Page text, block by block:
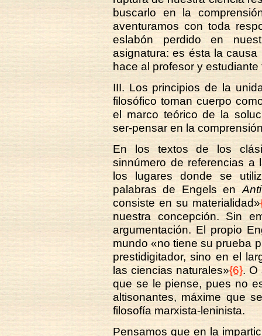
buscarlo en la
aventuramos con toda
eslabón perdido en
asignatura: es ésta la
hace al profesor y
III. Los principios de la
filosófico toman cuerpo
el marco teórico de la
ser-pensar en la
En los textos de los
sinnúmero de referencias a
los lugares donde se
palabras de Engels en
consiste en su materialidad»
nuestra concepción. Sin
argumentación. El propio
mundo «no tiene su prueba
prestidigitador, sino en el
las ciencias naturales»{6}. O
que se le piense, pues no
altisonantes, máxime que
filosofía marxista-leninista.
Pensamos que en la